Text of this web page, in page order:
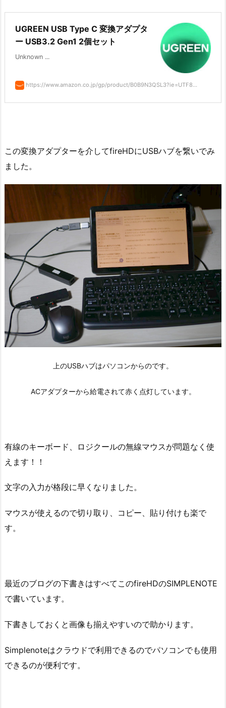
UGREEN USB Type C 変換アダプタ
ー USB3.2 Gen1 2個セット
Unknown ...
https://www.amazon.co.jp/gp/product/B0B9N3QSL3?ie=UTF8...
この変換アダプターを介してfireHDにUSBハブを繋いでみ
ました。
上のUSBハブはパソコンからのです。
ACアダプターから給電されて赤く点灯しています。
有線のキーボード、ロジクールの無線マウスが問題なく使
えます！！
文字の入力が格段に早くなりました。
マウスが使えるので切り取り、コピー、貼り付けも楽で
す。
最近のブログの下書きはすべてこのfireHDのSIMPLENOTE
で書いています。
下書きしておくと画像も揃えやすいので助かります。
Simplenoteはクラウドで利用できるのでパソコンでも使用
できるのが便利です。